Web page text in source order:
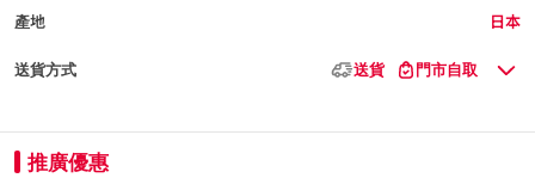
產地 日本
送貨方式 送貨 門市自取
推廣優惠